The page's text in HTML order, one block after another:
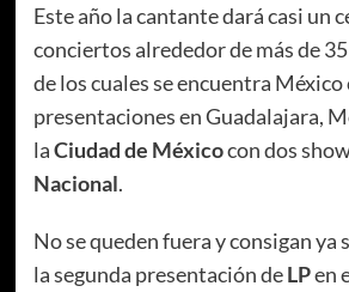
Este año la cantante dará casi un
conciertos alrededor de más de
de los cuales se encuentra México
presentaciones en Guadalajara,
laCiudad de Méxicocon dos
Nacional.
No se queden fuera y consigan ya
la segunda presentación deLPen